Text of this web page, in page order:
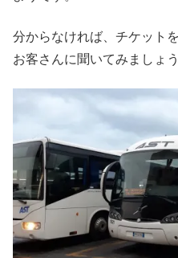
分からなければ、チケット
お客さんに聞いてみましょう